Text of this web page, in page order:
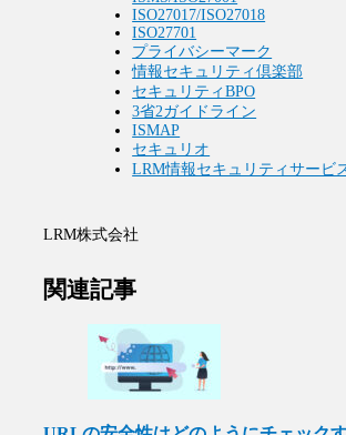
ISO27017/ISO27018
ISO27701
プライバシーマーク
情報セキュリティ倶楽部
セキュリティBPO
3省2ガイドライン
ISMAP
セキュリオ
LRM情報セキュリティサービ
LRM株式会社
関連記事